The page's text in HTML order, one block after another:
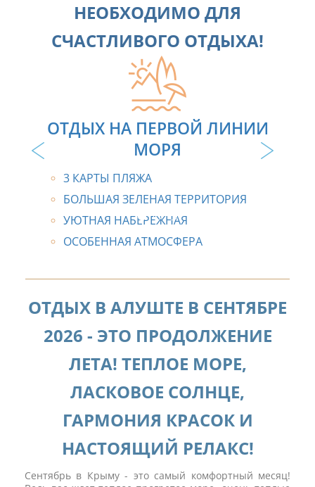
НЕОБХОДИМО ДЛЯ
СЧАСТЛИВОГО ОТДЫХА!
ОТДЫХ НА ПЕРВОЙ ЛИНИИ
МОРЯ
3 КАРТЫ ПЛЯЖА
БОЛЬШАЯ ЗЕЛЕНАЯ ТЕРРИТОРИЯ
УЮТНАЯ НАБЕРЕЖНАЯ
ОСОБЕННАЯ АТМОСФЕРА
ОТДЫХ В АЛУШТЕ В СЕНТЯБРЕ
2026 - ЭТО ПРОДОЛЖЕНИЕ
ЛЕТА! ТЕПЛОЕ МОРЕ,
ЛАСКОВОЕ СОЛНЦЕ,
ГАРМОНИЯ КРАСОК И
НАСТОЯЩИЙ РЕЛАКС!
Сентябрь в Крыму - это самый комфортный месяц!